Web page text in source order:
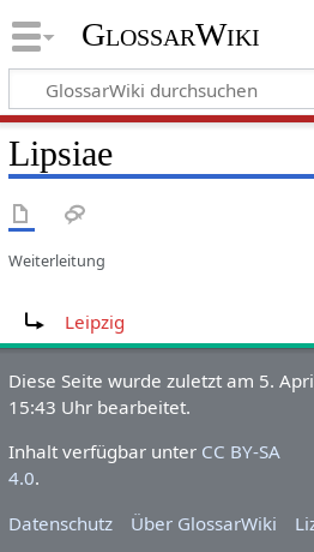
GlossarWiki
Lipsiae
Weiterleitung
Leipzig
Diese Seite wurde zuletzt am 5.
15:43 Uhr bearbeitet.
Inhalt verfügbar unter CC BY-SA
4.0.
Datenschutz
Über GlossarWiki